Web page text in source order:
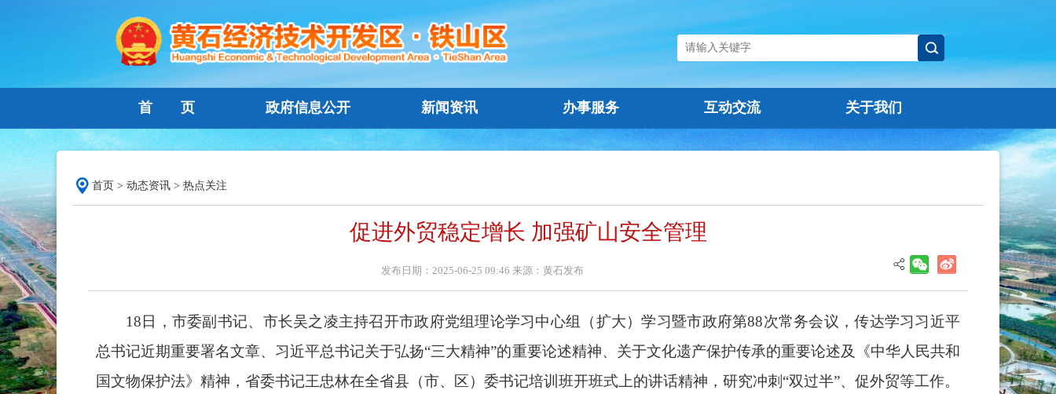
首 页 政府信息公开 新闻资讯 办事服务 互动交流 关于我们
首页 > 动态资讯 > 热点关注
促进外贸稳定增长 加强矿山安全管理
发布日期：2025-06-25 09:46 来源：黄石发布
18日，市委副书记、市长吴之凌主持召开市政府党组理论学习中心组（扩大）学习暨市政府第88次常务会议，传达学习习近平
总书记近期重要署名文章、习近平总书记关于弘扬“三大精神”的重要论述精神、关于文化遗产保护传承的重要论述及《中华人民共和
国文物保护法》精神，省委书记王忠林在全省县（市、区）委书记培训班开班式上的讲话精神，研究冲刺“双过半”、促外贸等工作。